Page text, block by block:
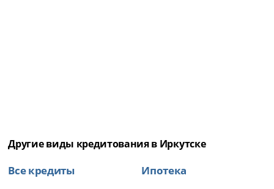
Другие виды кредитования в Иркутске
Все кредиты
Ипотека